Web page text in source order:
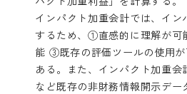
インパクト加重会計では、イ
するため、①直感的に理解が
能 ③既存の評価ツールの使用
ある。また、インパクト加重会
など既存の非財務情報開示デー